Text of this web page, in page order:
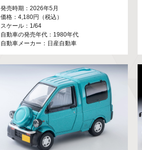
発売時期：2026年5月
価格：4,180円（税込）
スケール：1/64
自動車の発売年代：1980年代
自動車メーカー：日産自動車